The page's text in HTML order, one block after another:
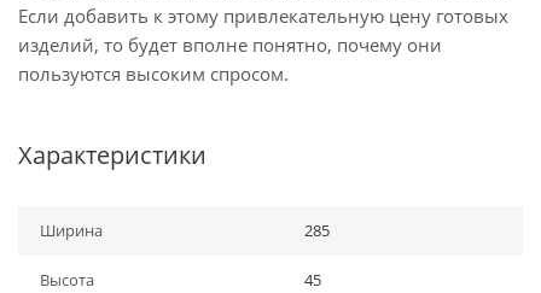
Если добавить к этому привлекательную цену готовых
изделий, то будет вполне понятно, почему они
пользуются высоким спросом.
Характеристики
Ширина 285
Высота 45